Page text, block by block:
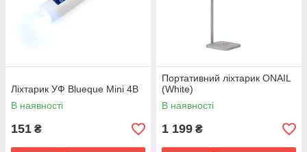
Ліхтарик УФ Blueque Mini 4B
В наявності
151 ₴
Портативний ліхтарик ONAIL
(White)
В наявності
1 199 ₴